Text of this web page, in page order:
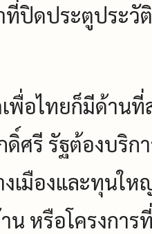
ปิดประตูประวัติ
พื่อไทยก็มีด้าน
ดิ์ศรี รัฐต้องบริ
เมืองและทุนใ
หรือโครงการ